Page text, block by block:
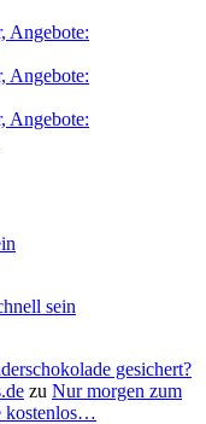
Angebote:
Angebote:
Angebote:
sein
gesichert?
zu Nur morgen zum
kostenlos…